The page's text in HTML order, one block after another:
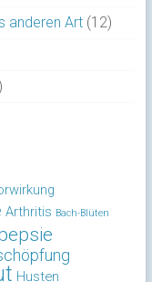
anderen Art(12)
Arthritis Bach-Blüten
Husten